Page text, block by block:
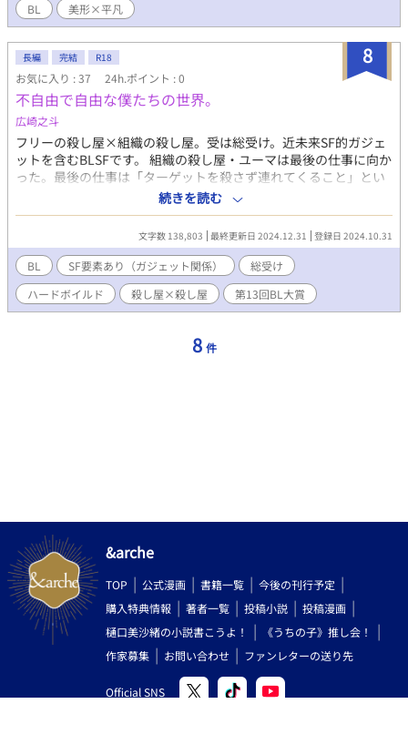
BL 美形×平凡
8
長編 完結 R18
お気に入り : 37 24h.ポイント : 0
不自由で自由な僕たちの世界。
広崎之斗
フリーの殺し屋×組織の殺し屋。受は総受け。近未来SF的ガジェ
ットを含むBLSFです。 組織の殺し屋・ユーマは最後の仕事に向か
った。最後の仕事は「ターゲットを殺さず連れてくること」とい
う、自分には不似合いな仕事。 しかしこの仕事が終われば自由の
身。その為に、どんな手を使ってでも成功させようと現場に向か
った。 一方、ユーマに狙われるのはフリーランスの殺し屋・ハ
チ。彼もまた「ターゲットを殺さず連れてくること」が依頼だっ
た。自分には苦手な仕事だが金の為。腕や足の一本ぐらいは勘弁
してね？ というノリで仕事へ向かう。 そんなユーマとハチが相
互に狙いを定めて居る中、別の殺し屋が現われて二人を狙う。ど
ちらが殺されてしまっても仕事は失敗。 咄嗟に二人は協力関係を
話です。 主人公・ユーマ（受）とハチ（攻）がメインですが、ユ
続きを読む
文字数 138,803 最終更新日 2024.12.31 登録日 2024.10.31
BL SF要素あり（ガジェット関係）
総受け
ハードボイルド
殺し屋×殺し屋 第13回BL大賞
8 件
&arche
TOP 公式漫画 書籍一覧
今後の刊行予定
購入特典情報
著者一覧 投稿小説
投稿漫画
樋口美沙緒の小説書こうよ！
《うちの子》推し会！
作家募集
お問い合わせ ファンレターの送り先
Official SNS